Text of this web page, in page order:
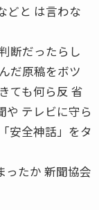
どと は言わな
断だったらし
だ原稿をボツ
ても何ら反 省
や テレビに守ら
安全神話」をタ
ったか 新聞協会